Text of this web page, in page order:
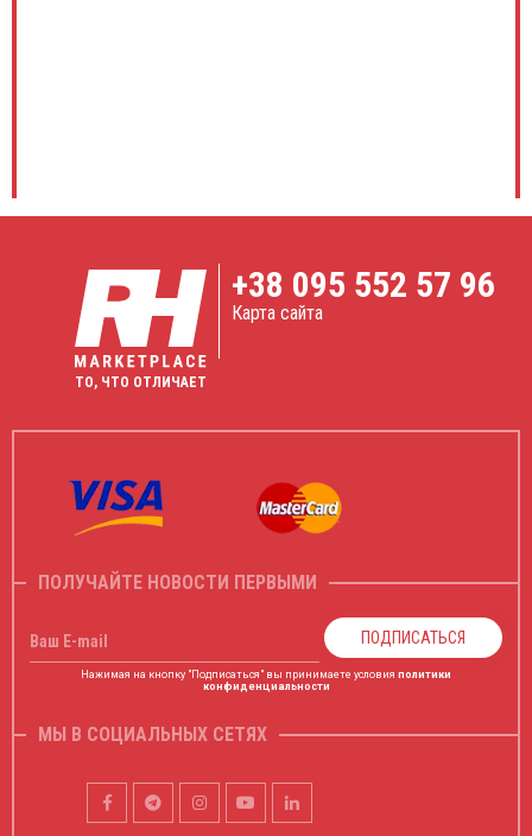
ТО, ЧТО ОТЛИЧАЕТ
+38 095 552 57 96
Карта сайта
ПОЛУЧАЙТЕ НОВОСТИ ПЕРВЫМИ
Ваш E-mail ПОДПИСАТЬСЯ
Нажимая на кнопку "Подписаться" вы принимаете условия политики
конфиденциальности
МЫ В СОЦИАЛЬНЫХ СЕТЯХ